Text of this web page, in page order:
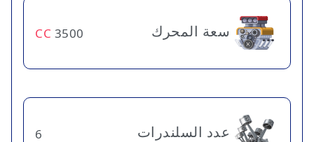
سعة المحرك 3500
CC
عدد السلندرات 6